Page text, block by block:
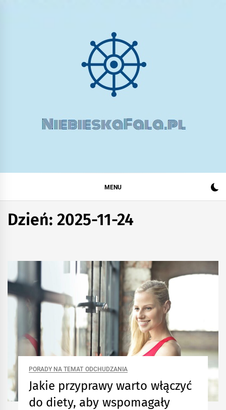
ODCHUDZANIA –
GOTOWE
SPOSOBY NA
MENU
Dzień:2025-11-24
PORADY NA TEMAT ODCHUDZANIA
Jakie przyprawy warto włączyć
do diety, aby wspomagały